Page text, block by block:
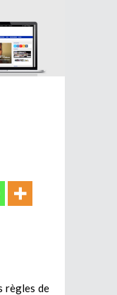
règles de